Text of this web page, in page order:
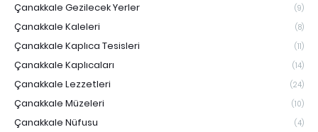
Çanakkale Gezilecek Yerler (9)
Çanakkale Kaleleri (8)
Çanakkale Kaplıca Tesisleri (11)
Çanakkale Kaplıcaları (14)
Çanakkale Lezzetleri (24)
Çanakkale Müzeleri (10)
Çanakkale Nüfusu (4)